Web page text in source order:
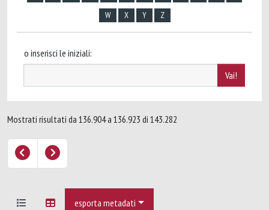
W
X Y Z
o inserisci le iniziali:
Mostrati risultati da 136.904 a 136.923 di 143.282
esporta metadati